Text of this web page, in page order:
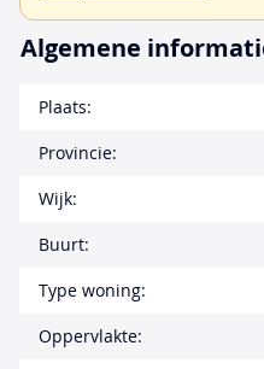
Algemene
Plaats:
Provincie:
Wijk:
Buurt:
Type woning:
Oppervlakte: